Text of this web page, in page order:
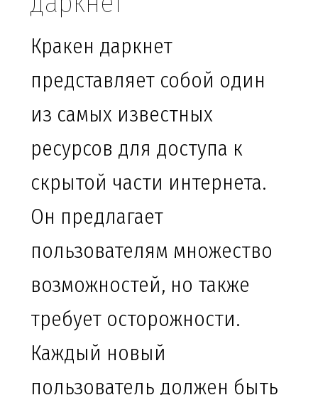
Кракен даркнет
представляет собой один
из самых известных
ресурсов для доступа к
скрытой части интернета.
Он предлагает
пользователям множество
возможностей, но также
требует осторожности.
Каждый новый
пользователь должен быть